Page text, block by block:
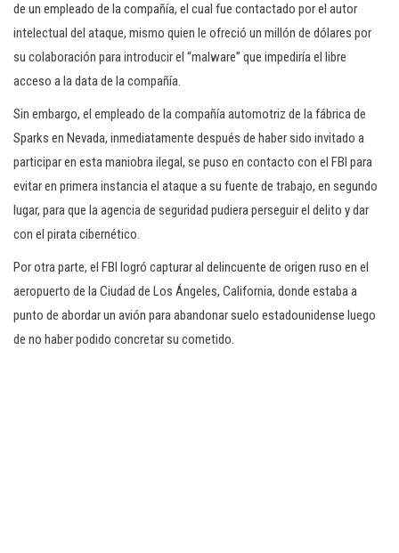
de un empleado de la compañía, el cual fue contactado por el autor
intelectual del ataque, mismo quien le ofreció un millón de dólares por
su colaboración para introducir el “malware” que impediría el libre
acceso a la data de la compañía.
Sin embargo, el empleado de la compañía automotriz de la fábrica de
Sparks en Nevada, inmediatamente después de haber sido invitado a
participar en esta maniobra ilegal, se puso en contacto con el FBI para
evitar en primera instancia el ataque a su fuente de trabajo, en segundo
lugar, para que la agencia de seguridad pudiera perseguir el delito y dar
con el pirata cibernético.
Por otra parte, el FBI logró capturar al delincuente de origen ruso en el
aeropuerto de la Ciudad de Los Ángeles, California, donde estaba a
punto de abordar un avión para abandonar suelo estadounidense luego
de no haber podido concretar su cometido.